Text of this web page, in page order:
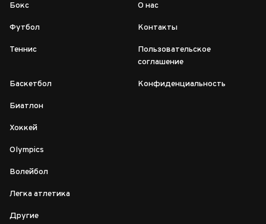
Бокс
Футбол
Теннис
Баскетбол
Биатлон
Хоккей
Olympics
Волейбол
Легка атлетика
Другие
О нас
Контакты
Пользовательское
соглашение
Конфиденциальность